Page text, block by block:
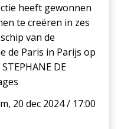
heeft gewonnen
te creëren in zes
van de
de Paris in Parijs op
DE
20 dec 2024 / 17:00